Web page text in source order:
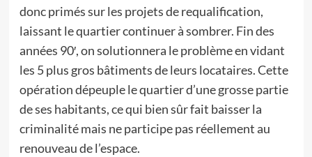
donc primés sur les projets de requalification,
laissant le quartier continuer à sombrer. Fin des
années 90′, on solutionnera le problème en vidant
les 5 plus gros bâtiments de leurs locataires. Cette
opération dépeuple le quartier d’une grosse partie
de ses habitants, ce qui bien sûr fait baisser la
criminalité mais ne participe pas réellement au
renouveau de l’espace.